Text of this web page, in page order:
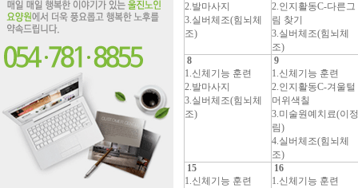
2.발마사지
3.실버체조(힘뇌체
조)
2.인지활동C-다른그
림 찾기
3.실버체조(힘뇌체
조)
8
1.신체기능 훈련
2.발마사지
3.실버체조(힘뇌체
조)
9
1.신체기능 훈련
2.인지활동C-겨울털
머위색칠
3.미술원예치료(이정
림)
4.실버체조(힘뇌체
조)
15
1.신체기능 훈련
16
1.신체기능 훈련